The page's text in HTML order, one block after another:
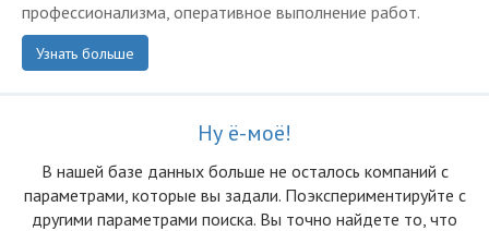
профессионализма, оперативное выполнение работ.
Узнать больше
Ну ё-моё!
В нашей базе данных больше не осталоcь компаний с
параметрами, которые вы задали. Поэкспериментируйте с
другими параметрами поиска. Вы точно найдете то, что